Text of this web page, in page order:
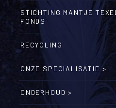
STICHTING MANTJE TEXEL
FONDS
RECYCLING
ONZE SPECIALISATIE >
ONDERHOUD >